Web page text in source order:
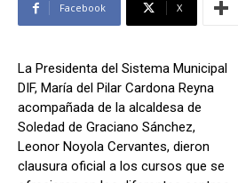
Facebook X
La Presidenta del Sistema Municipal
DIF, María del Pilar Cardona Reyna
acompañada de la alcaldesa de
Soledad de Graciano Sánchez,
Leonor Noyola Cervantes, dieron
clausura oficial a los cursos que se